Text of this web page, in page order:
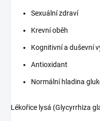
Sexuální zdraví
Krevní oběh
Kognitivní a duševní
Antioxidant
Normální hladina
Lékořice lysá (Glycyrrhiza